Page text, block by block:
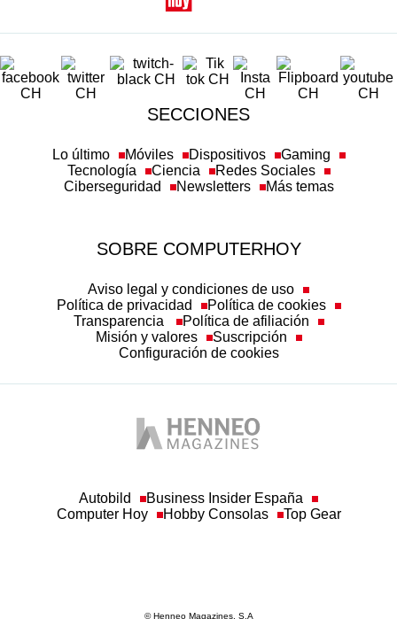
SECCIONES
Lo último Móviles Dispositivos
Gaming
Tecnología
Ciencia
Redes Sociales
Ciberseguridad
Newsletters Más temas
SOBRE COMPUTERHOY
Aviso legal y condiciones de uso
Política de privacidad
Política de cookies
Transparencia
Política de afiliación
Misión y valores
Suscripción
Configuración de cookies
Autobild
Business Insider España
Computer Hoy
Hobby Consolas Top Gear
© Henneo Magazines, S.A